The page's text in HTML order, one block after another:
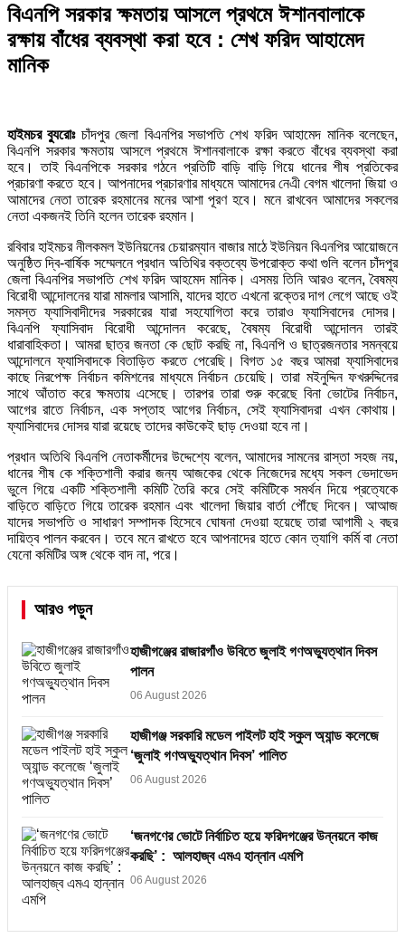
বিএনপি সরকার ক্ষমতায় আসলে প্রথমে ঈশানবালাকে
রক্ষায় বাঁধের ব্যবস্থা করা হবে : শেখ ফরিদ আহামেদ
মানিক
হাইমচর ব্যুরোঃচাঁদপুর জেলা বিএনপির সভাপতি শেখ ফরিদ আহামেদ মানিক বলেছেন,
বিএনপি সরকার ক্ষমতায় আসলে প্রথমে ঈশানবালাকে রক্ষা করতে বাঁধের ব্যবস্থা করা
হবে। তাই বিএনপিকে সরকার গঠনে প্রতিটি বাড়ি বাড়ি গিয়ে ধানের শীষ প্রতিকের
প্রচারণা করতে হবে। আপনাদের প্রচারণার মাধ্যমে আমাদের নেএী বেগম খালেদা জিয়া ও
আমাদের নেতা তারেক রহমানের মনের আশা পূরণ হবে। মনে রাখবেন আমাদের সকলের
নেতা একজনই তিনি হলেন তারেক রহমান।
রবিবার হাইমচর নীলকমল ইউনিয়নের চেয়ারম্যান বাজার মাঠে ইউনিয়ন বিএনপির আয়োজনে
অনুষ্ঠিত দ্বি-বার্ষিক সম্মেলনে প্রধান অতিথির বক্তব্যে উপরোক্ত কথা গুলি বলেন চাঁদপুর
জেলা বিএনপির সভাপতি শেখ ফরিদ আহমেদ মানিক। এসময় তিনি আরও বলেন, বৈষম্য
বিরোধী আন্দোলনের যারা মামলার আসামি, যাদের হাতে এখনো রক্তের দাগ লেগে আছে ওই
সমস্ত ফ্যাসিবাদীদের সরকারের যারা সহযোগিতা করে তারাও ফ্যাসিবাদের দোসর।
বিএনপি ফ্যাসিবাদ বিরোধী আন্দোলন করেছে, বৈষম্য বিরোধী আন্দোলন তারই
ধারাবাহিকতা। আমরা ছাত্র জনতা কে ছোট করছি না, বিএনপি ও ছাত্রজনতার সমন্বয়ে
আন্দোলনে ফ্যাসিবাদকে বিতাড়িত করতে পেরেছি। বিগত ১৫ বছর আমরা ফ্যাসিবাদের
কাছে নিরপেক্ষ নির্বাচন কমিশনের মাধ্যমে নির্বাচন চেয়েছি। তারা মইনুদ্দিন ফখরুদ্দিনের
সাথে আঁতাত করে ক্ষমতায় এসেছে। তারপর তারা শুরু করেছে বিনা ভোটের নির্বাচন,
আগের রাতে নির্বাচন, এক সপ্তাহ আগের নির্বাচন, সেই ফ্যাসিবাদরা এখন কোথায়।
ফ্যাসিবাদের দোসর যারা রয়েছে তাদের কাউকেই ছাড় দেওয়া হবে না।
প্রধান অতিথি বিএনপি নেতাকর্মীদের উদ্দেশ্যে বলেন, আমাদের সামনের রাস্তা সহজ নয়,
ধানের শীষ কে শক্তিশালী করার জন্য আজকের থেকে নিজেদের মধ্যে সকল ভেদাভেদ
ভুলে গিয়ে একটি শক্তিশালী কমিটি তৈরি করে সেই কমিটিকে সমর্থন দিয়ে প্রত্যেকে
বাড়িতে বাড়িতে গিয়ে তারেক রহমান এবং খালেদা জিয়ার বার্তা পৌঁছে দিবেন। আআজ
যাদের সভাপতি ও সাধারণ সম্পাদক হিসেবে ঘোষনা দেওয়া হয়েছে তারা আগামী ২ বছর
দায়িত্ব পালন করবেন। তবে মনে রাখতে হবে আপনাদের হাতে কোন ত্যাগি কর্মি বা নেতা
যেনো কমিটির অঙ্গ থেকে বাদ না, পরে।
আরও পড়ুন
হাজীগঞ্জের রাজারগাঁও উবিতে জুলাই গণঅভ্যুত্থান দিবস
পালন
06 August 2026
হাজীগঞ্জ সরকারি মডেল পাইলট হাই স্কুল অ্যান্ড কলেজে
‘জুলাই গণঅভ্যুত্থান দিবস’ পালিত
06 August 2026
‘জনগণের ভোটে নির্বাচিত হয়ে ফরিদগঞ্জের উন্নয়নে কাজ
করছি’ : আলহাজ্ব এমএ হান্নান এমপি
06 August 2026